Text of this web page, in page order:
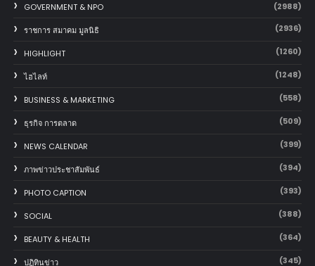
GOVERNMENT & NPO (2988)
ราชการ สมาคม มูลนิธิ (2936)
HIGHLIGHT (1260)
ไฮไลท์ (1248)
BUSINESS & MARKETING (558)
ธุรกิจ การตลาด (509)
NEWS CALENDAR (399)
ภาพข่าวประชาสัมพันธ์ (394)
PHOTO CAPTION (393)
SOCIAL (388)
BEAUTY & HEALTH (364)
ปฏิทินข่าว (345)